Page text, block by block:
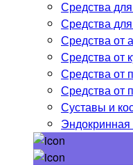
Средства
Средства
Средства от
Средства от
Средства от
Средства от
Суставы и
Эндокринная